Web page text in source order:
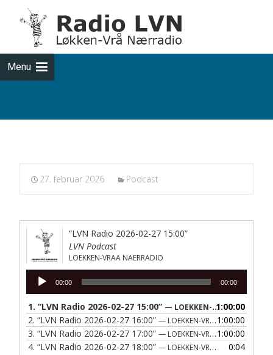
Menu
Podcasts fra 2026-02-27
27. februar 2026 Podcast
“LVN Radio 2026-02-27 15:00”
LVN Podcast
LOEKKEN-VRAA NAERRADIO
Lydafspiller
00:00 00:00
1. “LVN Radio 2026-02-27 15:00” — LOEKKEN-VRAA NAERRADIO 1:00:00
2. “LVN Radio 2026-02-27 16:00” — LOEKKEN-VRAA NAERRADIO
1:00:00
3. “LVN Radio 2026-02-27 17:00” — LOEKKEN-VRAA NAERRADIO
1:00:00
4. “LVN Radio 2026-02-27 18:00” — LOEKKEN-VRAA NAERRADIO 0:04